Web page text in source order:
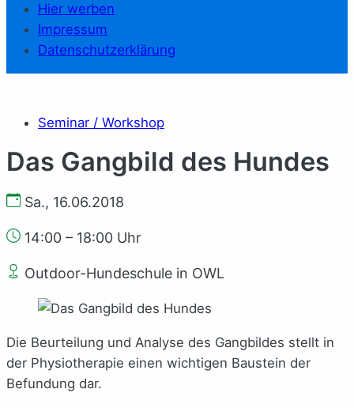
Hier werben
Impressum
Datenschutzerklärung
Seminar / Workshop
Das Gangbild des Hundes
Sa., 16.06.2018
14:00 – 18:00 Uhr
Outdoor-Hundeschule in OWL
Die Beurteilung und Analyse des Gangbildes stellt in
der Physiotherapie einen wichtigen Baustein der
Befundung dar.